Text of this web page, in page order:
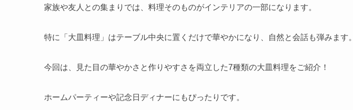
家族や友人との集まりでは、料理そのものがインテリアの一部になります。
特に「大皿料理」はテーブル中央に置くだけで華やかになり、自然と会話も弾みます。
今回は、見た目の華やかさと作りやすさを両立した7種類の大皿料理をご紹介！
ホームパーティーや記念日ディナーにもぴったりです。